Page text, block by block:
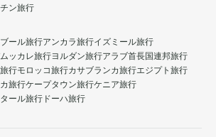
ン旅行
ール旅行アンカラ旅行イズミール旅行
ッカレ旅行ヨルダン旅行アラブ首長国連邦旅行
行モロッコ旅行カサブランカ旅行エジプト旅行
旅行ケープタウン旅行ケニア旅行
ール旅行 ドーハ旅行